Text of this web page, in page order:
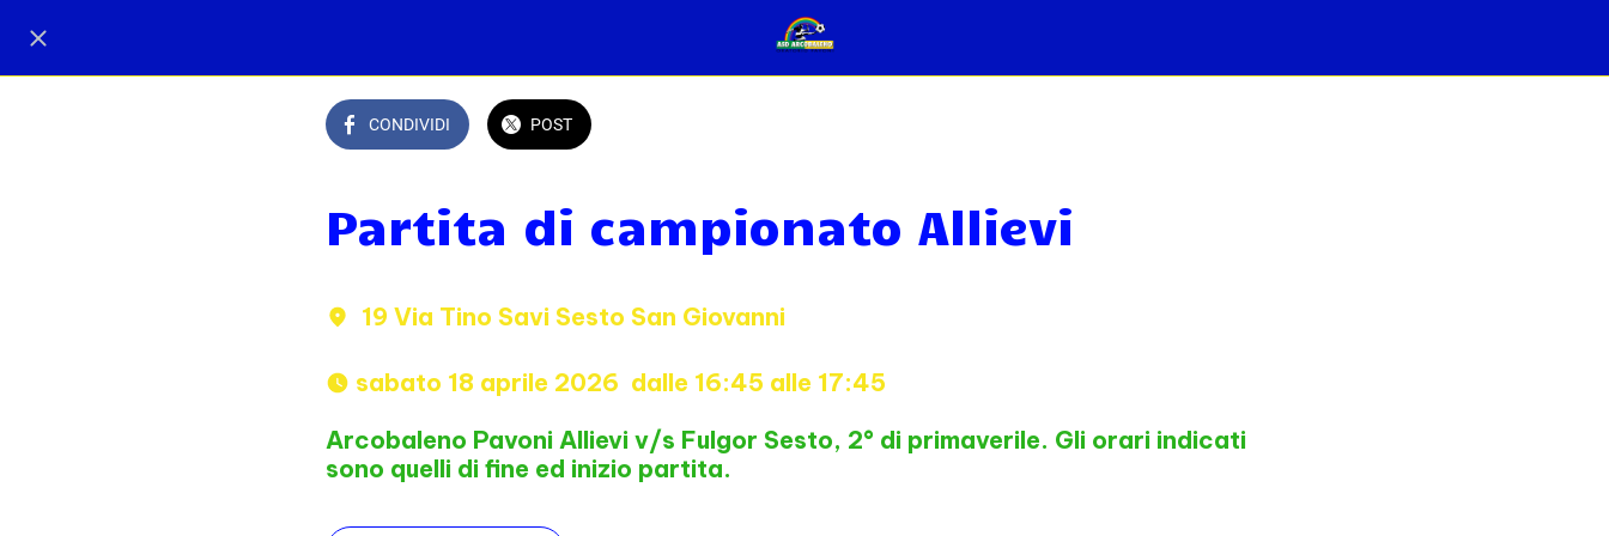
CONDIVIDI POST
Partita di campionato Allievi
19 Via Tino Savi Sesto San Giovanni
sabato 18 aprile 2026  dalle 16:45 alle 17:45
Arcobaleno Pavoni Allievi v/s Fulgor Sesto, 2° di primaverile. Gli orari indicati
sono quelli di fine ed inizio partita.